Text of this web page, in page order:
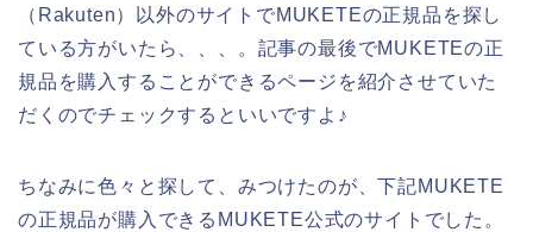
（Rakuten）以外のサイトでMUKETEの正規品を探し
ている方がいたら、、、。記事の最後でMUKETEの正
規品を購入することができるページを紹介させていた
だくのでチェックするといいですよ♪
ちなみに色々と探して、みつけたのが、下記MUKETE
の正規品が購入できるMUKETE公式のサイトでした。